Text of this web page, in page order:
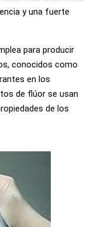
y una fuerte
para producir
conocidos como
en los
de flúor se usan
de los